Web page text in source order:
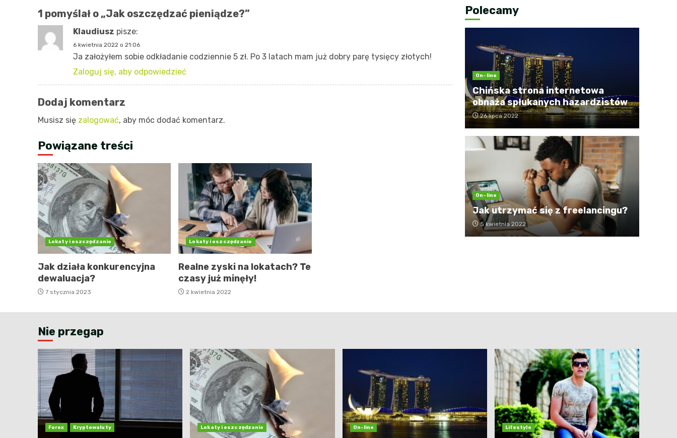
1 pomyślał o „Jak oszczędzać pieniądze?”
Klaudiusz pisze:
6 kwietnia 2022 o 21:06
Ja założyłem sobie odkładanie codziennie 5 zł. Po 3 latach mam już dobry parę tysięcy złotych!
Zaloguj się, aby odpowiedzieć
Dodaj komentarz
Musisz się zalogować, aby móc dodać komentarz.
Powiązane treści
Lokaty i oszczędzanie
Jak działa konkurencyjna
dewaluacja?
7 stycznia 2023
Lokaty i oszczędzanie
Realne zyski na lokatach? Te
czasy już minęły!
2 kwietnia 2022
Polecamy
On-line
Chińska strona internetowa
obnaża spłukanych hazardzistów
26 lipca 2022
On-line
Jak utrzymać się z freelancingu?
5 kwietnia 2022
Nie przegap
Forex Kryptowaluty Lokaty i oszczędzanie On-line Lifestyle